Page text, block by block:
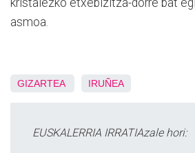
asmoa.
GIZARTEA IRUÑEA
EUSKALERRIA IRRATIAzale hori: